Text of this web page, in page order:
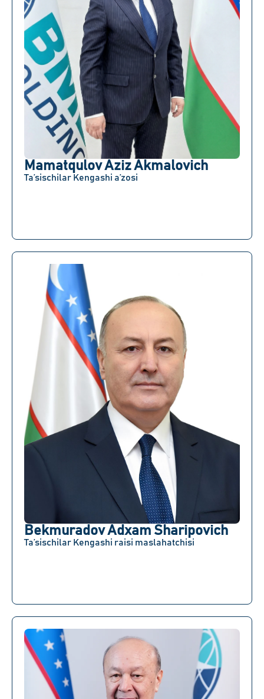
Mamatqulov Aziz Akmalovich
Ta’sischilar Kengashi a’zosi
Bekmuradov Adxam Sharipovich
Ta’sischilar Kengashi raisi maslahatchisi